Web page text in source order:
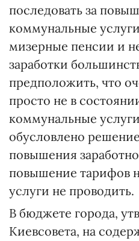
последовать за
коммунальные
мизерные пенсии и
заработки
предположить, что
просто не в
коммунальные
обусловлено
повышения
повышение тарифов
услуги не проводить.
В бюджете города,
Киевсовета, на